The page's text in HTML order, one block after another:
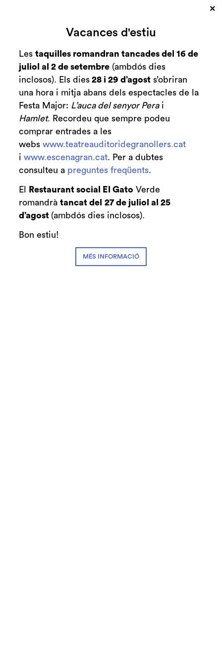
Tens ganes de més quan acabes de veure un
després de la funció. Podràs comentar les teves
impressions i compartir totes les sensacions
viscudes.
El críticJordi Soradel
col·lectiuRecomana dinamitzarà la postfunció
amb la companyia.
dissabte
25
Finalitzat
Vacances d'estiu
Lestaquilles romandran tancades del 16 de
juliol al 2 de setembre (ambdós dies
inclosos). Els dies 28 i 29 d’agost s’obriran
una hora i mitja abans dels espectacles de la
Festa Major: L’auca del senyor Perai
Hamlet. Recordeu que sempre podeu
comprar entrades a les
webswww.teatreauditoridegranollers.cat
iwww.escenagran.cat. Per a dubtes
consulteu a preguntes freqüents.
El Restaurant social El Gato Verde
romandràtancat del 27 de juliol al 25
d’agost (ambdós dies inclosos).
Bon estiu!
MÉS INFORMACIÓ
×